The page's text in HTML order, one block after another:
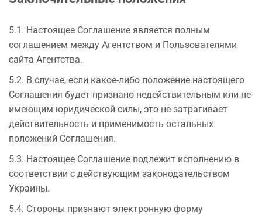
5.1. Настоящее Соглашение является полным
соглашением между Агентством и Пользователями
сайта Агентства.
5.2. В случае, если какое-либо положение настоящего
Соглашения будет признано недействительным или не
имеющим юридической силы, это не затрагивает
действительность и применимость остальных
положений Соглашения.
5.3. Настоящее Соглашение подлежит исполнению в
соответствии с действующим законодательством
Украины.
5.4. Стороны признают электронную форму